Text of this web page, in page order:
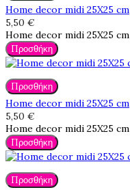
Home decor midi 25X25 cm
5,50 €
Home decor midi 25X25 cm
Προσθήκη
Προσθήκη
Home decor midi 25X25 cm
5,50 €
Home decor midi 25X25 cm
Προσθήκη
Προσθήκη